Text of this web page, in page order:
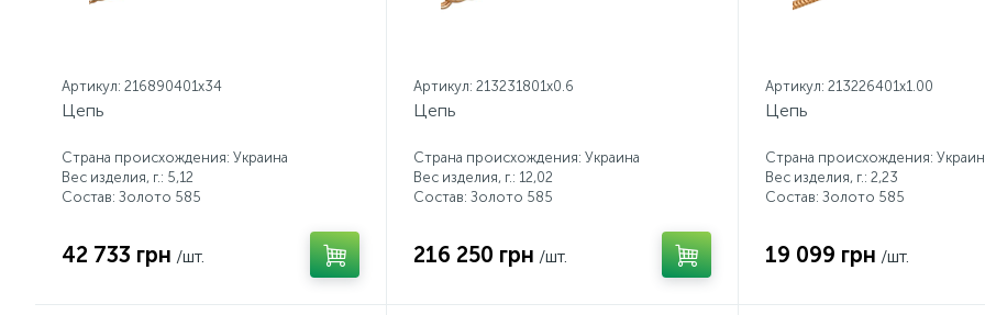
Артикул: 216890401x34
Цепь
Страна происхождения: Украина
Вес изделия, г.: 5,12
Состав: Золото 585
42 733 грн /шт.
Артикул: 213231801x0.6
Цепь
Страна происхождения: Украина
Вес изделия, г.: 12,02
Состав: Золото 585
216 250 грн /шт.
Артикул: 213226401x1.00
Цепь
Страна происхождения:
Вес изделия, г.: 2,23
Состав: Золото 585
19 099 грн /шт.